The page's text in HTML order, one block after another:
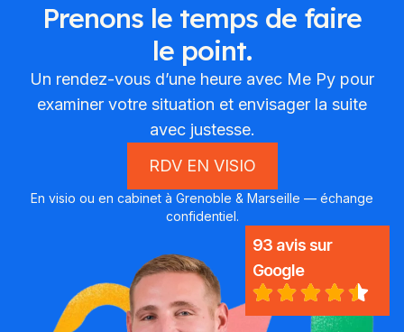
Prenons le temps de faire
le point.
Un rendez-vous d’une heure avec Me Py pour
examiner votre situation et envisager la suite
avec justesse.
RDV EN VISIO
En visio ou en cabinet à Grenoble & Marseille — échange
confidentiel.
93 avis sur
Google